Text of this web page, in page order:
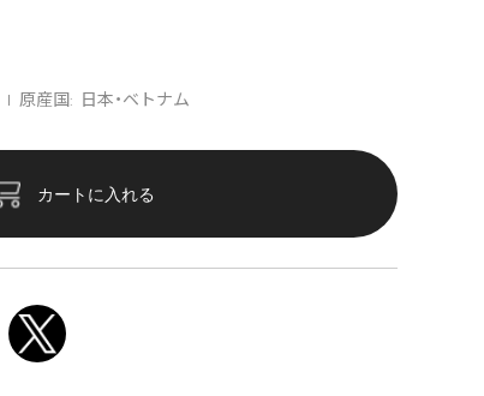
原産国: 日本・ベトナム
カートに入れる